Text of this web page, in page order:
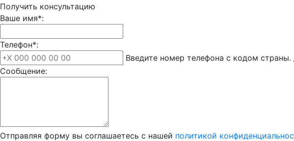
Получить консультацию
Ваше имя*:
Телефон*:
Введите номер телефона с кодом
Сообщение:
Отправляя форму вы соглашаетесь с нашей политикой